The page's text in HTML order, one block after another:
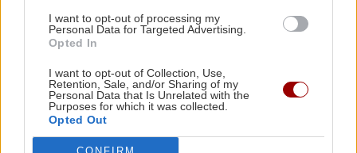
I want to opt-out of processing my
Personal Data for Targeted Advertising.
Opted In
I want to opt-out of Collection, Use,
Retention, Sale, and/or Sharing of my
Personal Data that Is Unrelated with the
Purposes for which it was collected.
Opted Out
CONFIRM
21:55
ΕΛΛΑΔΑ
Στα ίχνη του μύθου: Η αναπαράσταση του
(βίντεο)
ΕΛΛΑΔΑ
Τραγωδία στην Πάρο: Πνίγηκε 4χρονο
ιδιοκτήτης και γονείς